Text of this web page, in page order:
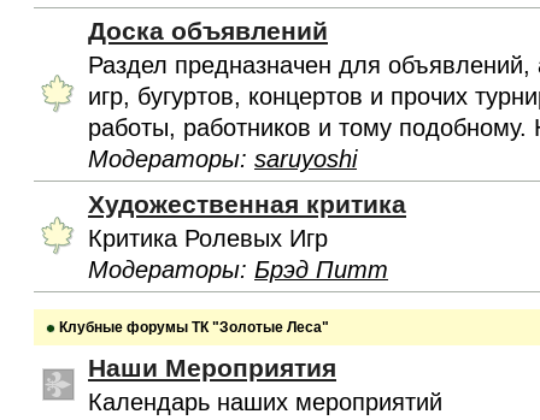
Доска объявлений
Раздел предназначен для
игр, бугуртов, концертов и прочих
работы, работников и тому подобному.
Модераторы: saruyoshi
Художественная критика
Критика Ролевых Игр
Модераторы: Брэд Питт
Клубные форумы ТК "Золотые Леса"
Наши Мероприятия
Календарь наших мероприятий